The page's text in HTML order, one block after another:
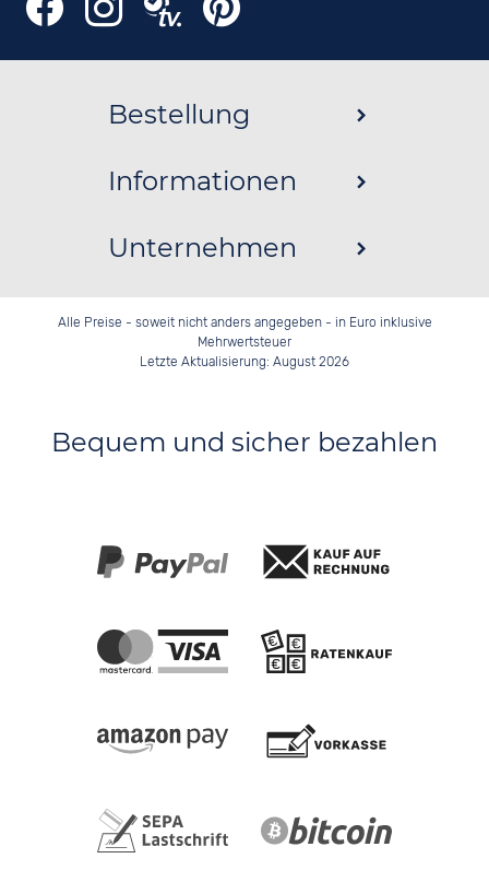
Bestellung
Informationen
Unternehmen
Alle Preise - soweit nicht anders angegeben - in Euro inklusive
Mehrwertsteuer
Letzte Aktualisierung: August 2026
Bequem und sicher bezahlen